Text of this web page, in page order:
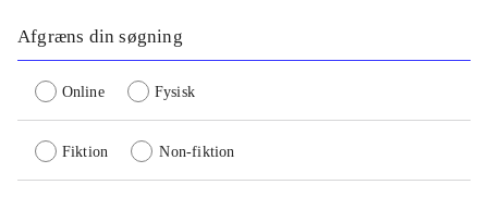
Afgræns din søgning
Online Fysisk
Fiktion Non-fiktion